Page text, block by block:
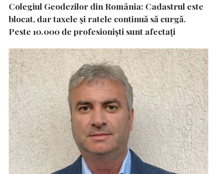
Colegiul Geodezilor din România: Cadastrul este
blocat, dar taxele și ratele continuă să curgă.
Peste 10.000 de profesioniști sunt afectați